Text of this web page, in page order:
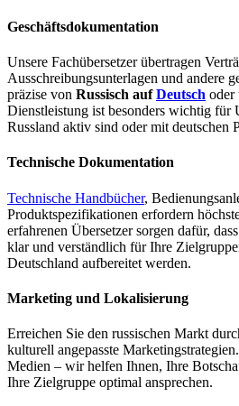
Geschäftsdokumentation
Unsere Fachübersetzer übertragen
Ausschreibungsunterlagen und andere
präzise von Russisch aufDeutsch oder
Dienstleistung ist besonders wichtig für
Russland aktiv sind oder mit deutschen
Technische Dokumentation
Technische Handbücher,
Produktspezifikationen erfordern
erfahrenen Übersetzer sorgen dafür,
klar und verständlich für Ihre
Deutschland aufbereitet werden.
Marketing und Lokalisierung
Erreichen Sie den russischen Markt
kulturell angepasste
Medien – wir helfen Ihnen, Ihre
Ihre Zielgruppe optimal ansprechen.